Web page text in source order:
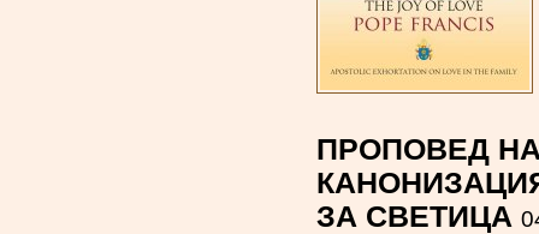
ПРОПОВЕД
ЗА СВЕТИЦА